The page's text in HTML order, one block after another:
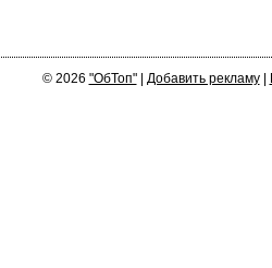
© 2026 "ОбТоп"| Добавить рекламу|